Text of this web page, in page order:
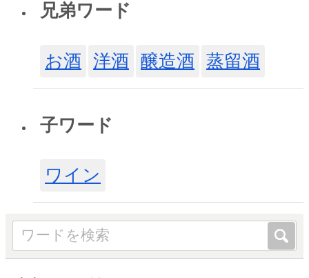
兄弟ワード
お酒 洋酒 醸造酒 蒸留酒
子ワード
ワイン